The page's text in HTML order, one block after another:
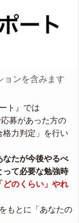
ョンを含みます
ト』では
募があった方の
力判定」を行い
なたが今後やるべ
って必要な勉強時
どのくらい」やれ
もとに「あなたの